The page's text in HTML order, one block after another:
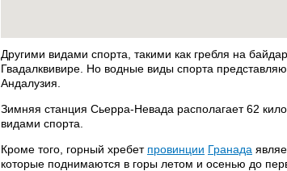
Другими видами спорта, такими как гребля на
Гвадалквивире. Но водные виды спорта
Андалузия.
Зимняя станция Сьерра-Невада располагает 62
видами спорта.
Кроме того, горный хребет провинции Гранада
которые поднимаются в горы летом и осенью до